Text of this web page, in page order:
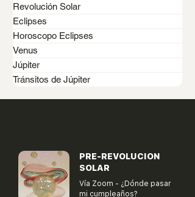
Revolución Solar
Eclipses
Horoscopo Eclipses
Venus
Júpiter
Tránsitos de Júpiter
PRE-REVOLUCION
SOLAR
Vía Zoom - ¿Dónde pasar
mi cumpleaños?